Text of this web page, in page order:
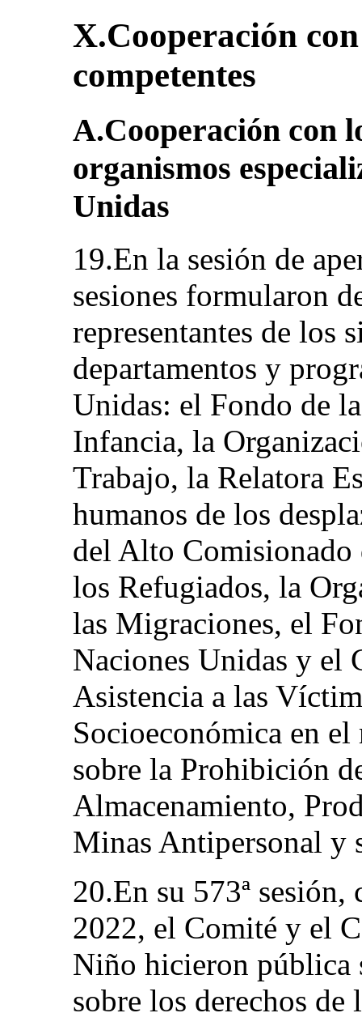
X.Cooperación
competentes
A.Cooperación con
organismos
Unidas
19.En la sesión de
sesiones formularon
representantes de los
departamentos y
Unidas: el Fondo de
Infancia, la
Trabajo, la Relatora
humanos de los
del Alto Comisionado
los Refugiados, la
las Migraciones, el
Naciones Unidas y el
Asistencia a las
Socioeconómica en
sobre la Prohibición
Almacenamiento,
Minas Antipersonal y
20.En su 573ª sesión,
2022, el Comité y el
Niño hicieron pública
sobre los derechos